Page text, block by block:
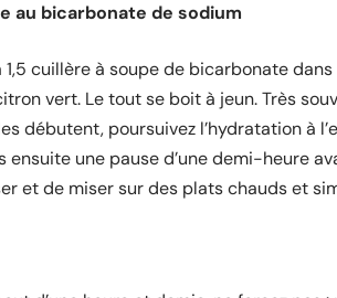
au bicarbonate de sodium
cuillère à soupe de bicarbonate
vert. Le tout se boit à jeun. Très
débutent, poursuivez l’hydratation à
une pause d’une demi-heure
et de miser sur des plats chauds et